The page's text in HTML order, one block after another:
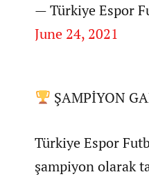
— Türkiye Espor
June 24, 2021
ŞAMPİYON
Türkiye Espor
şampiyon olarak